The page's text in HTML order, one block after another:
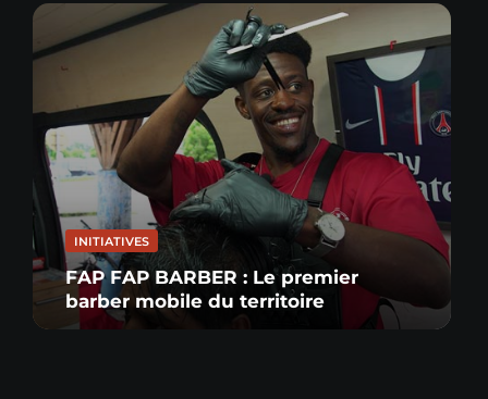
INITIATIVES
FAP FAP BARBER : Le premier
barber mobile du territoire